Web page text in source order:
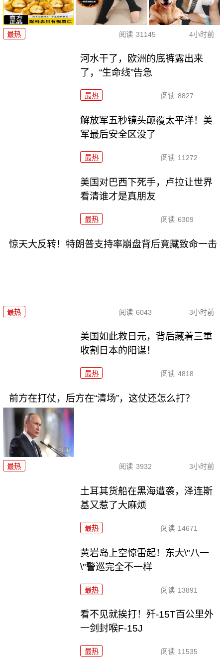
最热 阅读 31145 4小时前
河水干了，欧洲的底裤露出来
了，“生命线”告急
最热 阅读 8827
解放军五秒镜头颠覆太平洋！美
军最后安全区没了
最热 阅读 11272
美国对巴西下死手，卢拉让世界
看清谁才是真朋友
最热 阅读 6309
惊天大反转！特朗普支持率崩盘背后竟藏致命一击
最热 阅读 6043 3小时前
美国如此救日元，背后藏着三重
收割日本的阳谋！
最热 阅读 4818
前方在打仗，后方在“清场”，这仗还怎么打？
最热 阅读 3932 3小时前
土耳其货船在黑海遭袭，泽连斯
基又惹了大麻烦
最热 阅读 14671
黄岩岛上空惊雷起！东大\"八一
\"警巡完全不一样
最热 阅读 13891
看不见就挨打！歼-15T百公里外
一剑封喉F-15J
最热 阅读 11535